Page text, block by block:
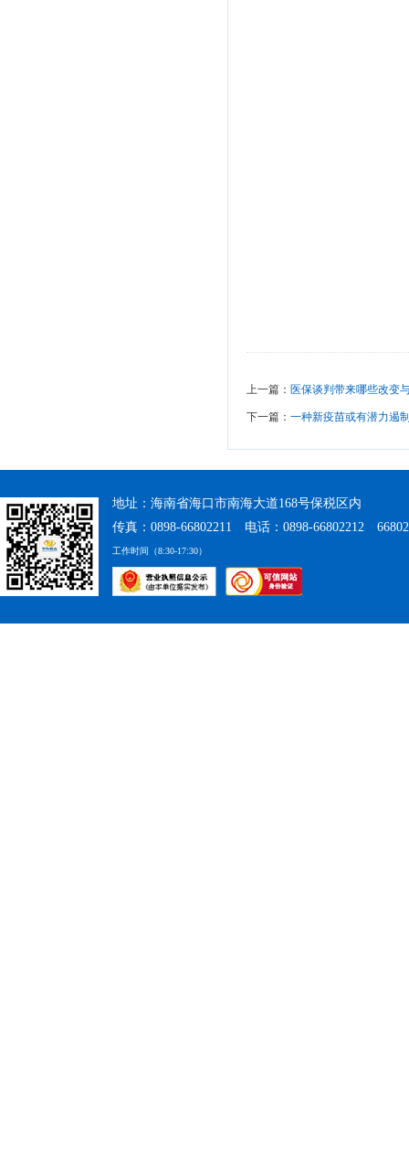
上一篇： 医保谈判带来哪些改变
下一篇： 一种新疫苗或有潜力遏
地址：海南省海口市南海大道168号保税区内
传真：0898-66802211 电话：0898-66802212
工作时间（8:30-17:30）